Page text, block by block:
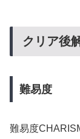
クリア後
難易度
難易度